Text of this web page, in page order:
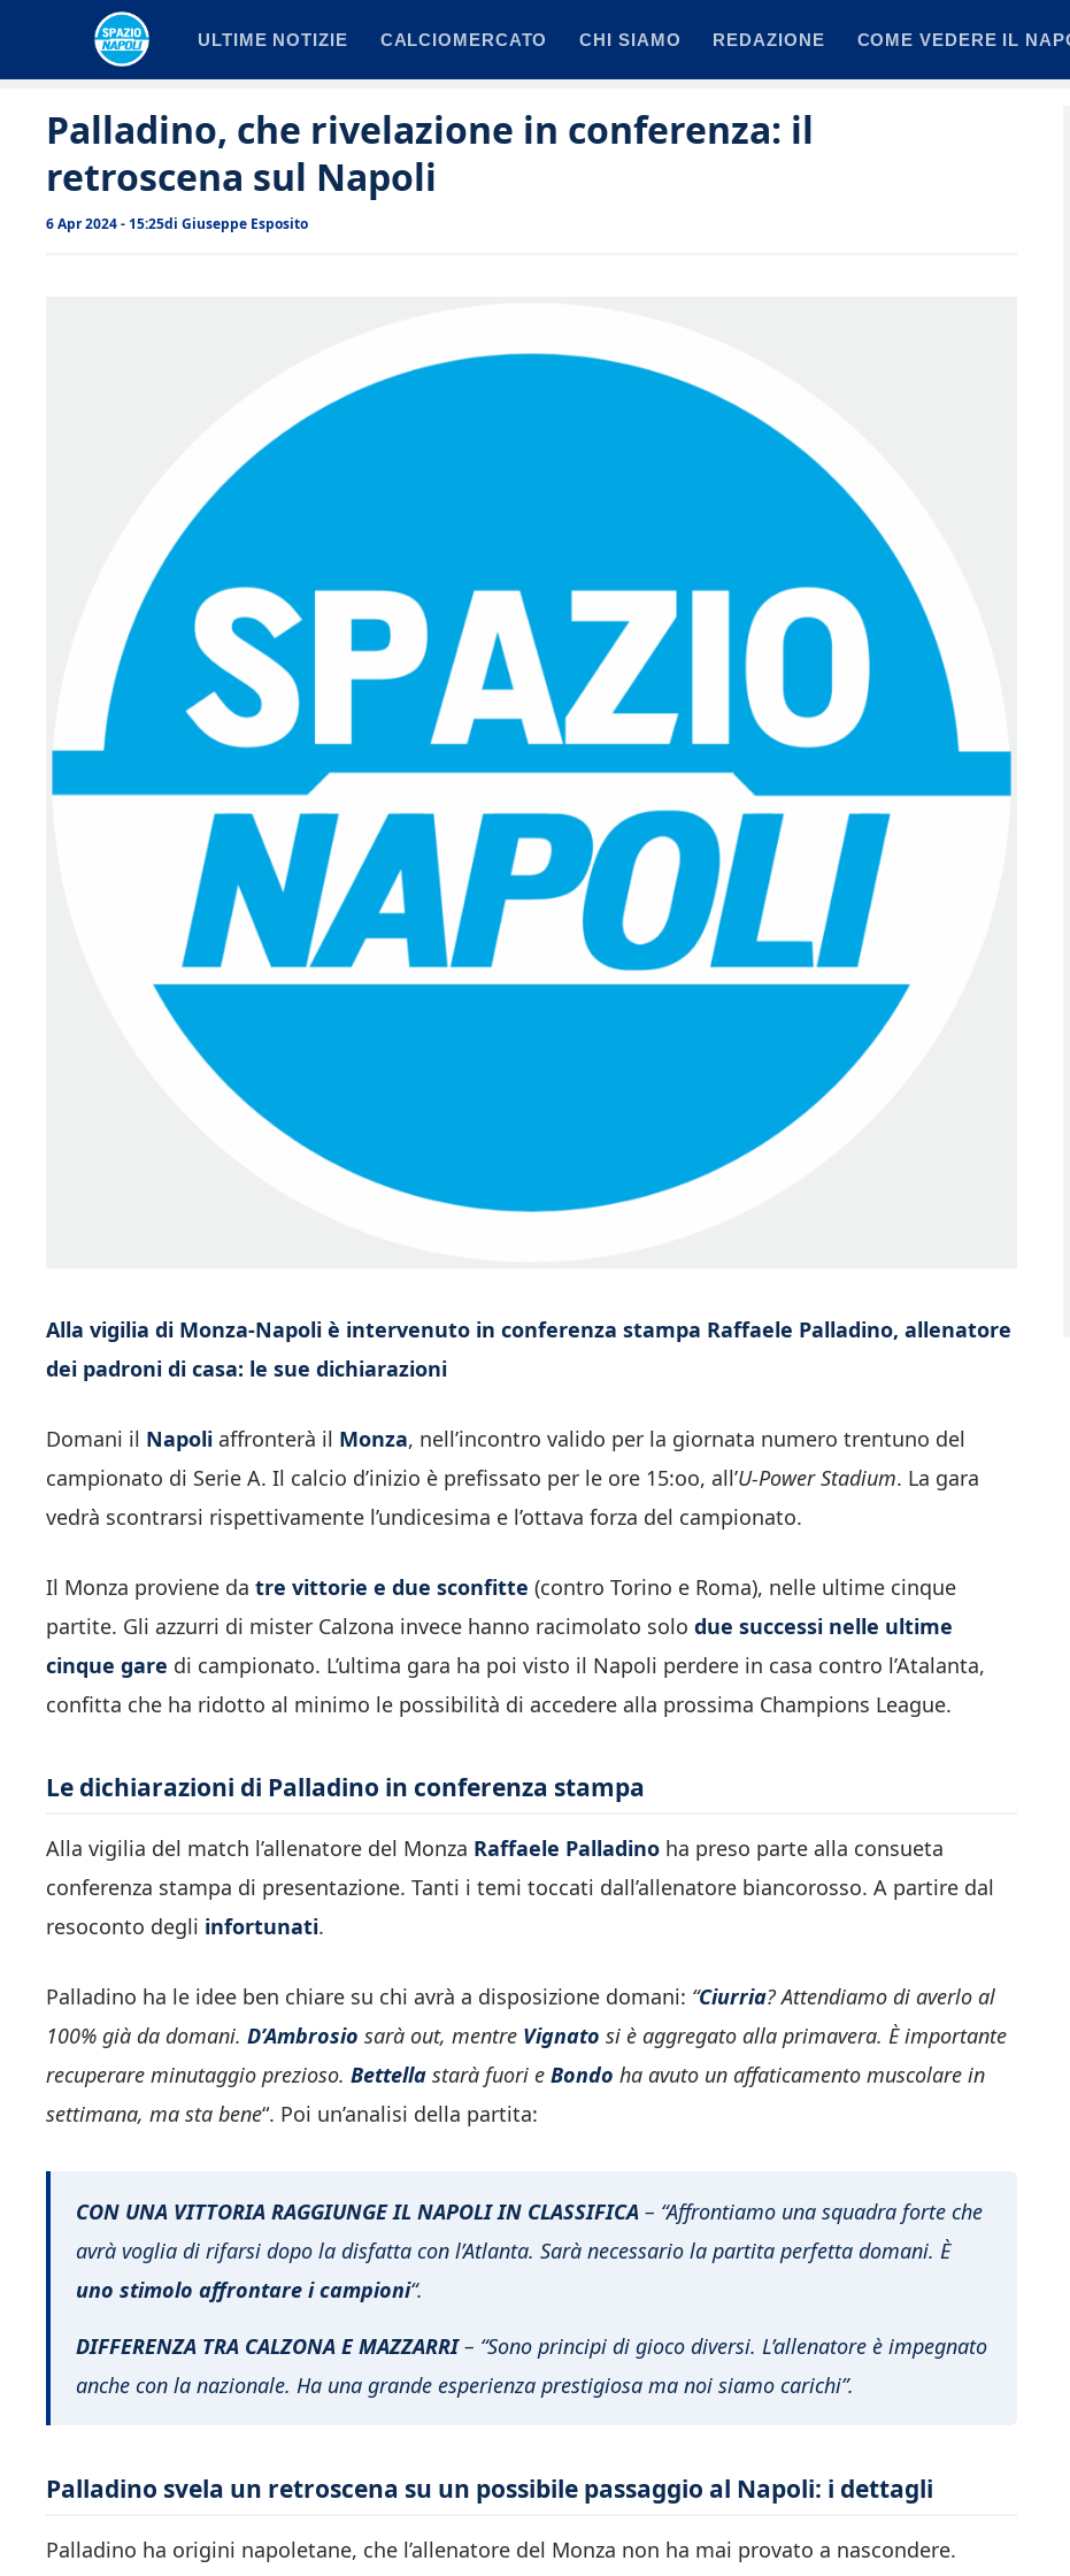
ULTIME NOTIZIE CALCIOMERCATO CHI SIAMO REDAZIONE COME VEDERE IL
Palladino, che rivelazione in conferenza: il
retroscena sul Napoli
6 Apr 2024 - 15:25di Giuseppe Esposito
Alla vigilia di Monza-Napoli è intervenuto in conferenza stampa Raffaele Palladino, allenatore
dei padroni di casa: le sue dichiarazioni
Domani il Napoli affronterà il Monza, nell’incontro valido per la giornata numero trentuno del
campionato di Serie A. Il calcio d’inizio è prefissato per le ore 15:oo, all’U-Power Stadium. La gara
vedrà scontrarsi rispettivamente l’undicesima e l’ottava forza del campionato.
Il Monza proviene da tre vittorie e due sconfitte (contro Torino e Roma), nelle ultime cinque
partite. Gli azzurri di mister Calzona invece hanno racimolato solo due successi nelle ultime
cinque gare di campionato. L’ultima gara ha poi visto il Napoli perdere in casa contro l’Atalanta,
confitta che ha ridotto al minimo le possibilità di accedere alla prossima Champions League.
Le dichiarazioni di Palladino in conferenza stampa
Alla vigilia del match l’allenatore del Monza Raffaele Palladino ha preso parte alla consueta
conferenza stampa di presentazione. Tanti i temi toccati dall’allenatore biancorosso. A partire dal
resoconto degli infortunati.
Palladino ha le idee ben chiare su chi avrà a disposizione domani: “Ciurria? Attendiamo di averlo al
100% già da domani. D’Ambrosio sarà out, mentre Vignato si è aggregato alla primavera. È importante
recuperare minutaggio prezioso. Bettella starà fuori e Bondo ha avuto un affaticamento muscolare in
settimana, ma sta bene“. Poi un’analisi della partita:
CON UNA VITTORIA RAGGIUNGE IL NAPOLI IN CLASSIFICA – “Affrontiamo una squadra forte che
avrà voglia di rifarsi dopo la disfatta con l’Atlanta. Sarà necessario la partita perfetta domani. È
uno stimolo affrontare i campioni“.
DIFFERENZA TRA CALZONA E MAZZARRI– “Sono principi di gioco diversi. L’allenatore è impegnato
anche con la nazionale. Ha una grande esperienza prestigiosa ma noi siamo carichi”.
Palladino svela un retroscena su un possibile passaggio al Napoli: i dettagli
Palladino ha origini napoletane, che l’allenatore del Monza non ha mai provato a nascondere.